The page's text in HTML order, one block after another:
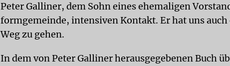
Peter Galliner, dem Sohn eines ehemaligen
formgemeinde, intensiven Kontakt. Er hat uns
Weg zu gehen.
In dem von Peter Galliner herausgegebenen Buch